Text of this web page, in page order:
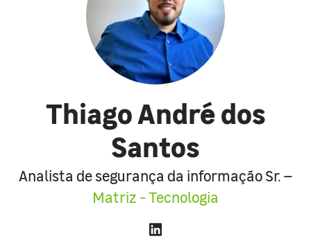
Thiago André dos
Santos
Analista de segurança da informação Sr. –
Matriz - Tecnologia